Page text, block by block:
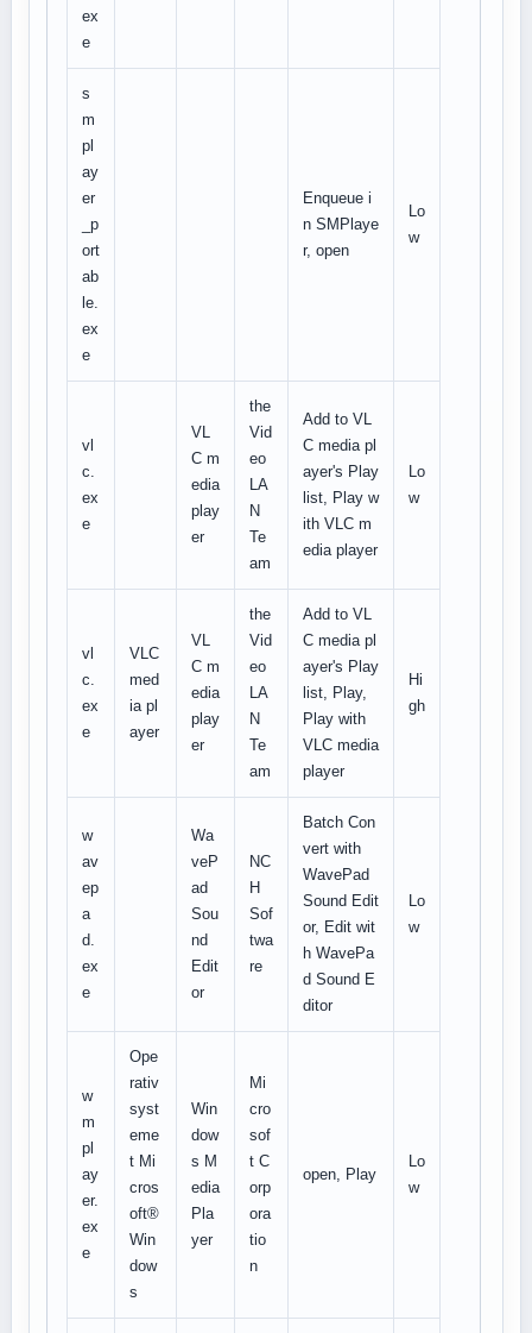
ex
e
s
m
pl
ay
er
_p
ort
ab
le.
ex
e
Enqueue i
n SMPlaye
r, open
Lo
w
vl
c.
ex
e
VL
C m
edia
play
er
the
Vid
eo
LA
N
Te
am
Add to VL
C media pl
ayer's Play
list, Play w
ith VLC m
edia player
Lo
w
vl
c.
ex
e
VLC
med
ia pl
ayer
VL
C m
edia
play
er
the
Vid
eo
LA
N
Te
am
Add to VL
C media pl
ayer's Play
list, Play,
Play with
VLC media
player
Hi
gh
w
av
ep
a
d.
ex
e
Wa
veP
ad
Sou
nd
Edit
or
NC
H
Sof
twa
re
Batch Con
vert with
WavePad
Sound Edit
or, Edit wit
h WavePa
d Sound E
ditor
Lo
w
w
m
pl
ay
er.
ex
e
Ope
rativ
syst
eme
t Mi
cros
oft®
Win
dow
s
Win
dow
s M
edia
Pla
yer
Mi
cro
sof
t C
orp
ora
tio
n
open, Play
Lo
w